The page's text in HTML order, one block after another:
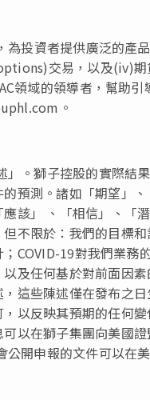
為投資者提供廣泛的產
交易，以及(iv)期
領域的領導者，幫助引
。
。獅子控股的實際結
預測。諸如「期望」
該」 、「相信」、「潛
不限於：我們的目標和
COVID-19對我們業務
及任何基於對前面因素
這些陳述僅在發布之日
以反映其預期的任何
以在獅子集團向美國
開申報的文件可以在